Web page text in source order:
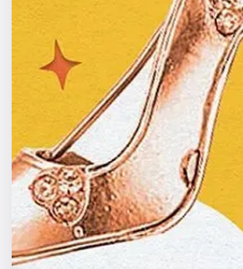
Города
Площадки
Артисты
Рейтинги